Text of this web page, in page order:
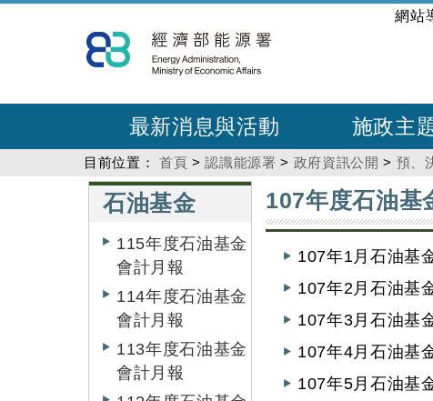
到
主
內
:::
網站
最新消息與活動 施政主
目前位置： 首頁 >認識能源署 > 政府資訊公開 > 預、
石油基金
115年度石油基金
會計月報
114年度石油基金
會計月報
113年度石油基金
會計月報
107年度石油基
107年1月石油基
107年2月石油基
107年3月石油基
107年4月石油基
107年5月石油基